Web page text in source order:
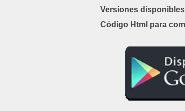
Versiones
Código Html para